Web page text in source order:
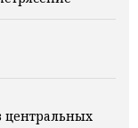
центральных